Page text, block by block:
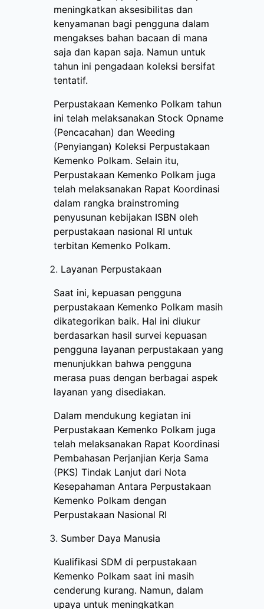
meningkatkan aksesibilitas dan
kenyamanan bagi pengguna dalam
mengakses bahan bacaan di mana
saja dan kapan saja. Namun untuk
tahun ini pengadaan koleksi bersifat
tentatif.
Perpustakaan Kemenko Polkam tahun
ini telah melaksanakan Stock Opname
(Pencacahan) dan Weeding
(Penyiangan) Koleksi Perpustakaan
Kemenko Polkam. Selain itu,
Perpustakaan Kemenko Polkam juga
telah melaksanakan Rapat Koordinasi
dalam rangka brainstroming
penyusunan kebijakan ISBN oleh
perpustakaan nasional RI untuk
terbitan Kemenko Polkam.
Layanan Perpustakaan
Saat ini, kepuasan pengguna
perpustakaan Kemenko Polkam masih
dikategorikan baik. Hal ini diukur
berdasarkan hasil survei kepuasan
pengguna layanan perpustakaan yang
menunjukkan bahwa pengguna
merasa puas dengan berbagai aspek
layanan yang disediakan.
Dalam mendukung kegiatan ini
Perpustakaan Kemenko Polkam juga
telah melaksanakan Rapat Koordinasi
Pembahasan Perjanjian Kerja Sama
(PKS) Tindak Lanjut dari Nota
Kesepahaman Antara Perpustakaan
Kemenko Polkam dengan
Perpustakaan Nasional RI
Sumber Daya Manusia
Kualifikasi SDM di perpustakaan
Kemenko Polkam saat ini masih
cenderung kurang. Namun, dalam
upaya untuk meningkatkan